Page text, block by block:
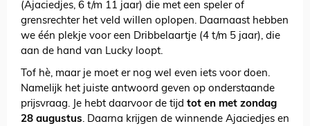
(Ajaciedjes, 6 t/m 11 jaar) die met een speler of
grensrechter het veld willen oplopen. Daarnaast hebben
we één plekje voor een Dribbelaartje (4 t/m 5 jaar), die
aan de hand van Lucky loopt.
Tof hè, maar je moet er nog wel even iets voor doen.
Namelijk het juiste antwoord geven op onderstaande
prijsvraag. Je hebt daarvoor de tijd tot en met zondag
28 augustus. Daarna krijgen de winnende Ajaciedjes en